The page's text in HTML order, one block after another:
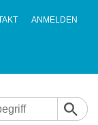
ANMELDEN